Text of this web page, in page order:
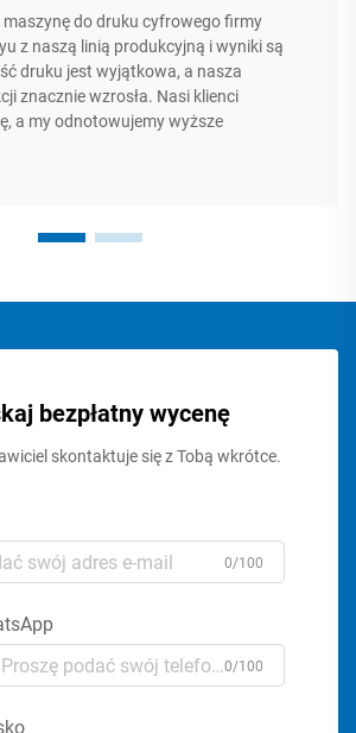
do druku cyfrowego firmy
z naszą linią produkcyjną i wyniki są
druku jest wyjątkowa, a nasza
znacznie wzrosła. Nasi klienci
a my odnotowujemy wyższe
bezpłatny wycenę
skontaktuje się z Tobą wkrótce.
0/100
0/100